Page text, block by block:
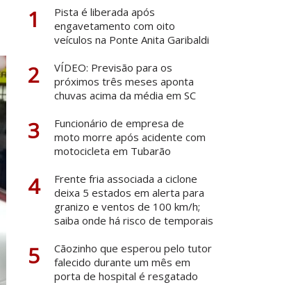
1
Pista é liberada após
engavetamento com oito
veículos na Ponte Anita Garibaldi
2
VÍDEO: Previsão para os
próximos três meses aponta
chuvas acima da média em SC
3
Funcionário de empresa de
moto morre após acidente com
motocicleta em Tubarão
4
Frente fria associada a ciclone
deixa 5 estados em alerta para
granizo e ventos de 100 km/h;
saiba onde há risco de temporais
5
Cãozinho que esperou pelo tutor
falecido durante um mês em
porta de hospital é resgatado